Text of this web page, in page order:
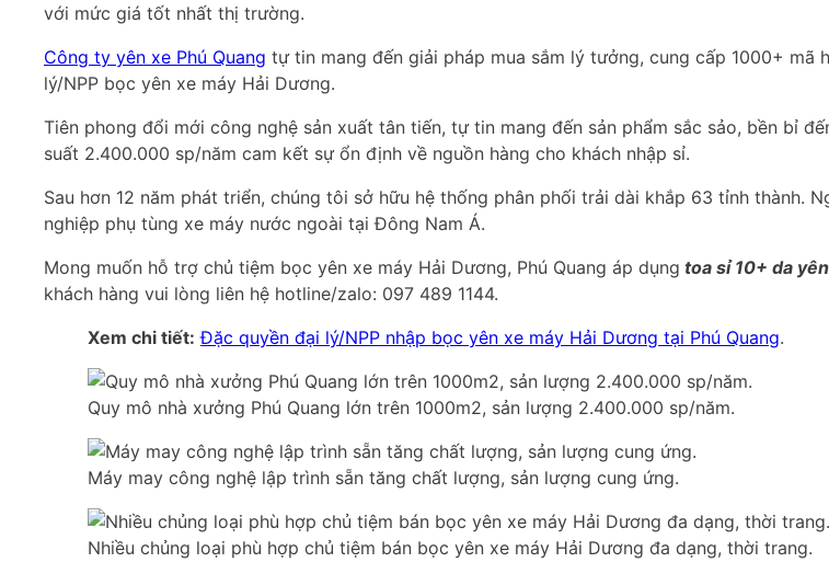
với mức giá tốt nhất thị trường.
Công ty yên xe Phú Quang tự tin mang đến giải pháp mua sắm lý tưởng, cung cấp 1000+
lý/NPP bọc yên xe máy Hải Dương.
Tiên phong đổi mới công nghệ sản xuất tân tiến, tự tin mang đến sản phẩm sắc sảo, bền bỉ
suất 2.400.000 sp/năm cam kết sự ổn định về nguồn hàng cho khách nhập sỉ.
Sau hơn 12 năm phát triển, chúng tôi sở hữu hệ thống phân phối trải dài khắp 63 tỉnh thành.
nghiệp phụ tùng xe máy nước ngoài tại Đông Nam Á.
Mong muốn hỗ trợ chủ tiệm bọc yên xe máy Hải Dương, Phú Quang áp dụng toa sỉ 10+ da
khách hàng vui lòng liên hệ hotline/zalo: 097 489 1144.
Xem chi tiết: Đặc quyền đại lý/NPP nhập bọc yên xe máy Hải Dương tại Phú Quang.
Quy mô nhà xưởng Phú Quang lớn trên 1000m2, sản lượng 2.400.000 sp/năm.
Máy may công nghệ lập trình sẵn tăng chất lượng, sản lượng cung ứng.
Nhiều chủng loại phù hợp chủ tiệm bán bọc yên xe máy Hải Dương đa dạng, thời trang.